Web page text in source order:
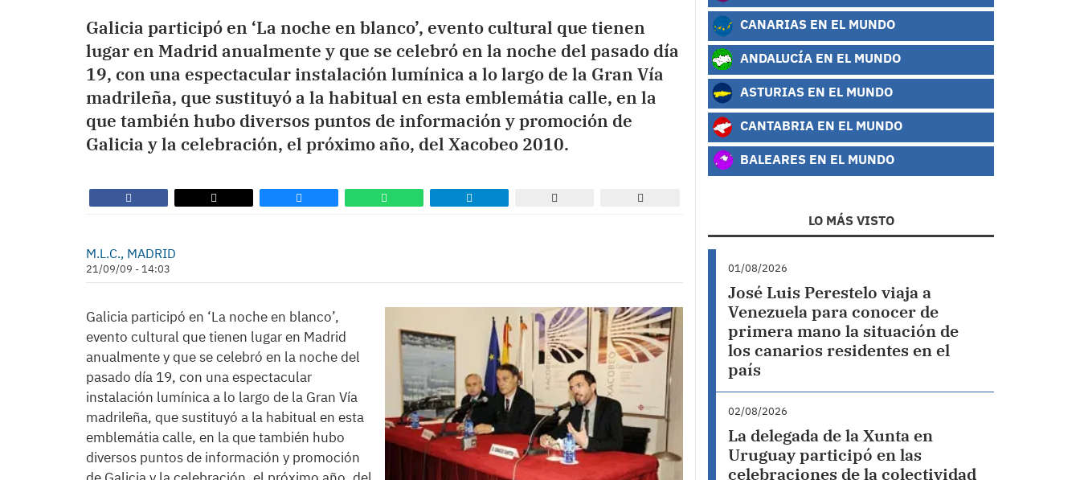
Galicia participó en ‘La noche en blanco’, evento cultural que tienen
lugar en Madrid anualmente y que se celebró en la noche del pasado día
19, con una espectacular instalación lumínica a lo largo de la Gran Vía
madrileña, que sustituyó a la habitual en esta emblemátia calle, en la
que también hubo diversos puntos de información y promoción de
Galicia y la celebración, el próximo año, del Xacobeo 2010.
M.L.C., MADRID
21/09/09 - 14:03
Galicia participó en ‘La noche en blanco’,
evento cultural que tienen lugar en Madrid
anualmente y que se celebró en la noche del
pasado día 19, con una espectacular
instalación lumínica a lo largo de la Gran Vía
madrileña, que sustituyó a la habitual en esta
emblemátia calle, en la que también hubo
diversos puntos de información y promoción
CANARIAS EN EL MUNDO
ANDALUCÍA EN EL MUNDO
ASTURIAS EN EL MUNDO
CANTABRIA EN EL MUNDO
BALEARES EN EL MUNDO
LO MÁS VISTO
01/08/2026
José Luis Perestelo viaja a
Venezuela para conocer de
primera mano la situación de
los canarios residentes en el
país
02/08/2026
La delegada de la Xunta en
Uruguay participó en las
celebraciones de la colectividad